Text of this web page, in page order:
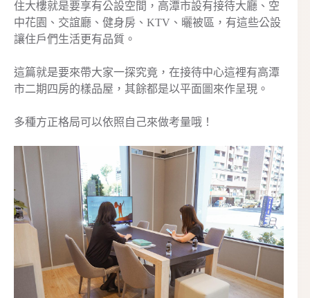
住大樓就是要享有公設空間，高潭市設有接待大廳、空
中花園、交誼廳、健身房、KTV、曬被區，有這些公設
讓住戶們生活更有品質。
這篇就是要來帶大家一探究竟，在接待中心這裡有高潭
市二期四房的樣品屋，其餘都是以平面圖來作呈現。
多種方正格局可以依照自己來做考量哦！